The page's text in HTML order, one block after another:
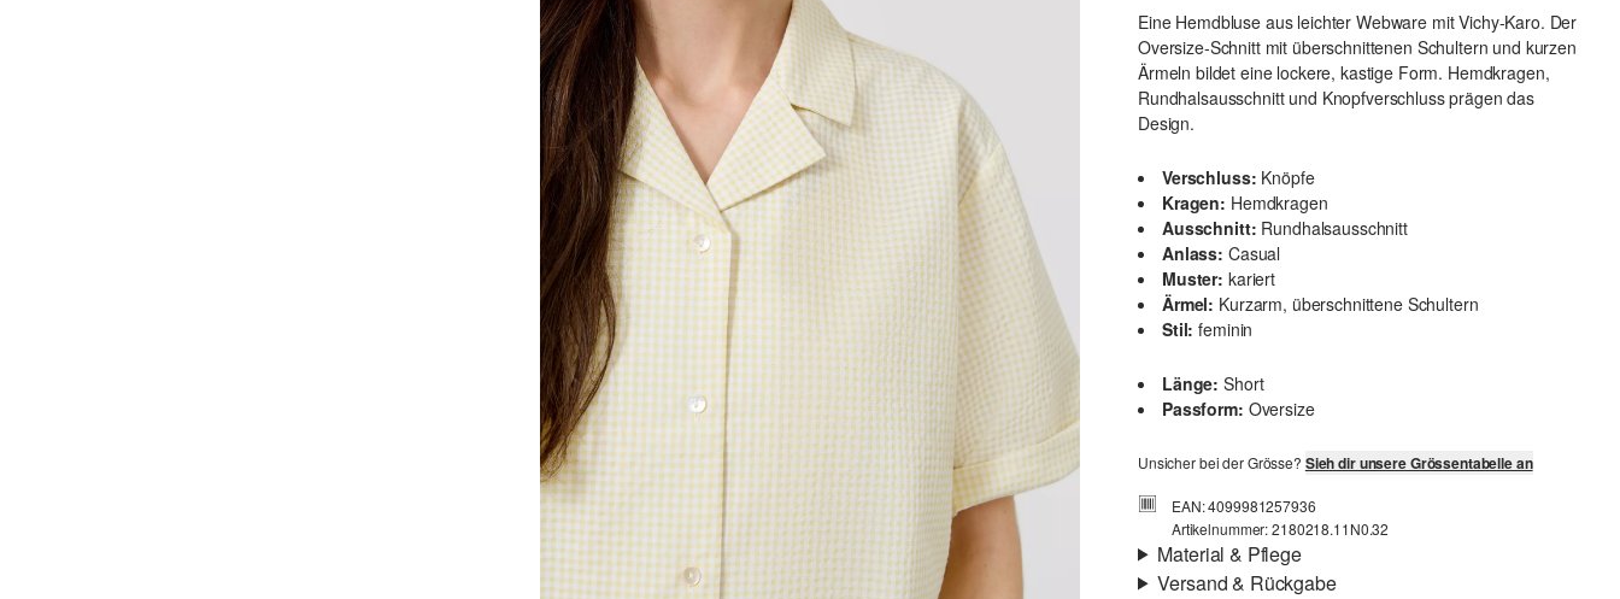
Eine Hemdbluse aus leichter Webware mit Vichy-Karo. Der
Oversize-Schnitt mit überschnittenen Schultern und kurzen
Ärmeln bildet eine lockere, kastige Form. Hemdkragen,
Rundhalsausschnitt und Knopfverschluss prägen das
Design.
Verschluss: Knöpfe
Kragen: Hemdkragen
Ausschnitt: Rundhalsausschnitt
Anlass: Casual
Muster: kariert
Ärmel: Kurzarm, überschnittene Schultern
Stil: feminin
Länge: Short
Passform: Oversize
Unsicher bei der Grösse? Sieh dir unsere Grössentabelle an
EAN: 4099981257936
Artikelnummer: 2180218.11N0.32
Material & Pflege
Versand & Rückgabe